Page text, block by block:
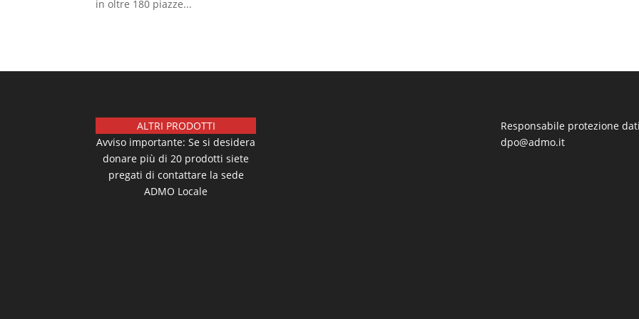
in oltre 180 piazze...
ALTRI PRODOTTI
Avviso importante: Se si desidera
donare più di 20 prodotti siete
pregati di contattare la sede
ADMO Locale
Responsabile protezione
dpo@admo.it